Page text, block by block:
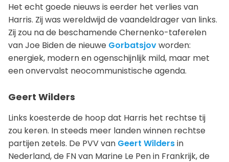
Het echt goede nieuws is eerder het verlies van
Harris. Zij was wereldwijd de vaandeldrager van links.
Zij zou na de beschamende Chernenko-taferelen
van Joe Biden de nieuwe Gorbatsjovworden:
energiek, modern en ogenschijnlijk mild, maar met
een onvervalst neocommunistische agenda.
Geert Wilders
Links koesterde de hoop dat Harris het rechtse tij
zou keren. In steeds meer landen winnen rechtse
partijen zetels. De PVV van Geert Wildersin
Nederland, de FN van Marine Le Pen in Frankrijk, de